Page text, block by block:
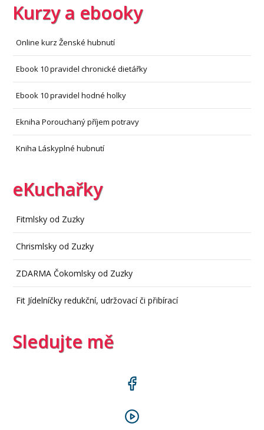
Kurzy a ebooky
Online kurz Ženské hubnutí
Ebook 10 pravidel chronické dietářky
Ebook 10 pravidel hodné holky
Ekniha Porouchaný příjem potravy
Kniha Láskyplné hubnutí
eKuchařky
Fitmlsky od Zuzky
Chrismlsky od Zuzky
ZDARMA Čokomlsky od Zuzky
Fit Jídelníčky redukční, udržovací či přibírací
Sledujte mě